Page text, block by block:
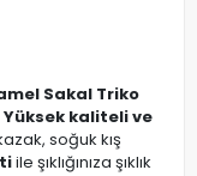
Sakal Triko
Yüksek kaliteli ve
soğuk kış
ile şıklığınıza şıklık